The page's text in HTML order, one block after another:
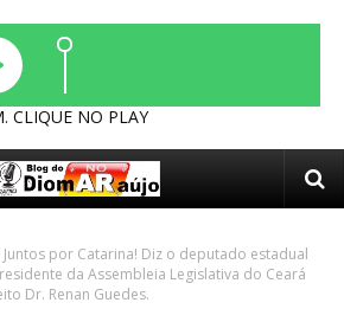
CLIQUE NO PLAY
Juntos por Catarina! Diz o deputado estadual
da Assembleia Legislativa do Ceará
Dr. Renan Guedes.